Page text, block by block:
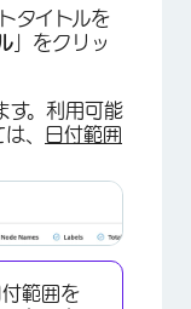
タイトルを
」をクリッ
す。利用可能
、
日付範囲
範囲を